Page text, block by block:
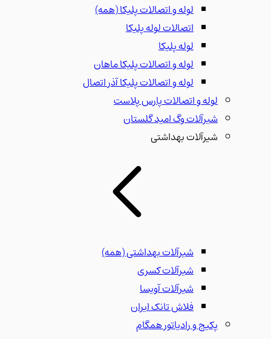
لوله و اتصالات پلیکا(همه)
اتصالات لوله پلیکا
لوله پلیکا
لوله و اتصالات پلیکا ماهان
لوله و اتصالات پلیکا آذر اتصال
لوله و اتصالات پارس پلاست
شیرآلات وگ امید گلستان
شیرآلات بهداشتی
شیرآلات بهداشتی(همه)
شیرآلات کسری
شیرآلات آویسا
فلاش تانک ایران
پکیج و رادیاتور همگام